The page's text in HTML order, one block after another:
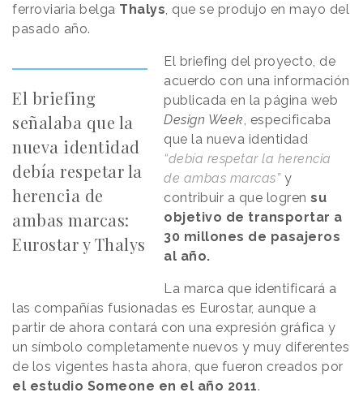
ferroviaria belga Thalys, que se produjo en mayo del
pasado año.
El briefing
señalaba que la
nueva identidad
debía respetar la
herencia de
ambas marcas:
Eurostar y Thalys
El briefing del proyecto, de
acuerdo con una información
publicada en la página web
Design Week, especificaba
que la nueva identidad
“debía respetar la herencia
de ambas marcas” y
contribuir a que logrensu
objetivo de transportar a
30 millones de pasajeros
al año.
La marca que identificará a
las compañías fusionadas es Eurostar, aunque a
partir de ahora contará con una expresión gráfica y
un símbolo completamente nuevos y muy diferentes
de los vigentes hasta ahora, que fueron creados por
el estudio Someone en el año 2011.